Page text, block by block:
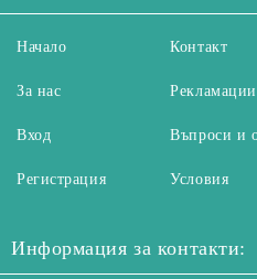
Начало
За нас
Вход
Регистрация
Контакт
Рекламации
Въпроси и
Условия
Информация за контакти: